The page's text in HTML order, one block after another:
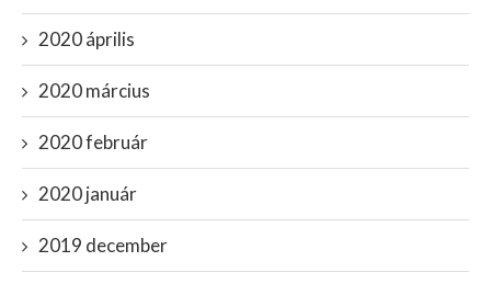
2020 április
2020 március
2020 február
2020 január
2019 december